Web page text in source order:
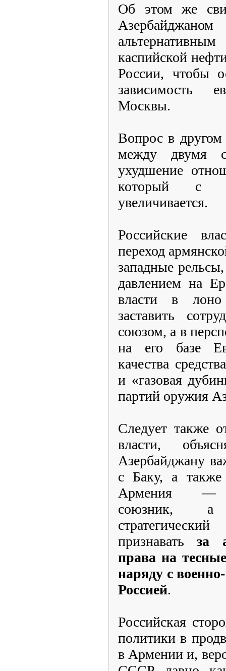
Об этом же
каспийской
России, чтобы
зависимость
Москвы.
Вопрос в
между двумя
ухудшение
который с
увеличивается.
Российские
переход
западные
давлением на
власти в лоно
заставить
союзом, а в
на его базе
качества
и «газовая
партий оружия
Следует также
власти,
Азербайджану
с Баку, а также
Армения —
союзник,
признаватьза
права на
наряду с
Россией.
Российская
политики в
в Армении и,